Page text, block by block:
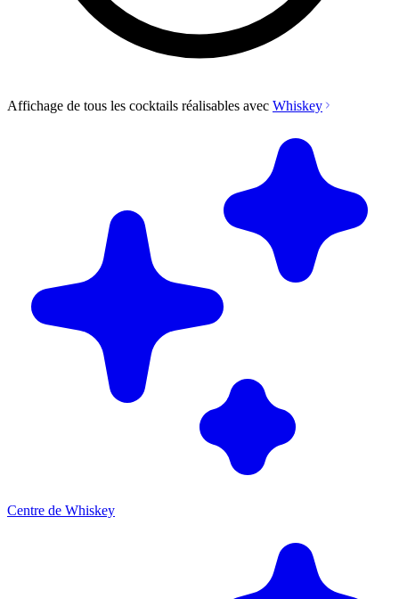
Affichage de tous les cocktails réalisables avec Whiskey
Centre de Whiskey